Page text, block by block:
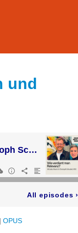
und
Earned-first | Julia Reisch und Christoph Schnabel
All episodes ›
| OPUS